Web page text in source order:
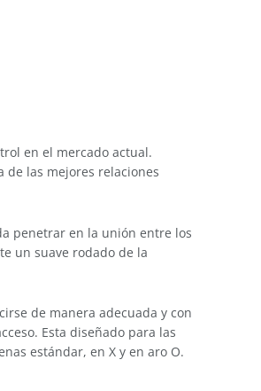
en el mercado actual.
de las mejores relaciones
penetrar en la unión entre los
un suave rodado de la
de manera adecuada y con
Esta diseñado para las
estándar, en X y en aro O.